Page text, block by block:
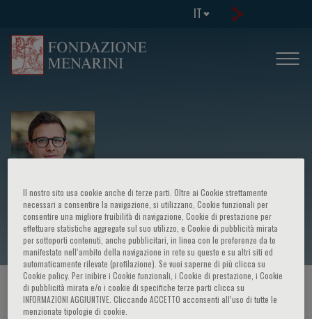
IT
Liam Hill
HOME PAGE / CORSI ED EVENTI / RELATORE
Il nostro sito usa cookie anche di terze parti. Oltre ai Cookie strettamente
necessari a consentire la navigazione, si utilizzano, Cookie funzionali per
consentire una migliore fruibilità di navigazione, Cookie di prestazione per
effettuare statistiche aggregate sul suo utilizzo, e Cookie di pubblicità mirata
per sottoporti contenuti, anche pubblicitari, in linea con le preferenze da te
manifestate nell‘ambito della navigazione in rete su questo e su altri siti ed
automaticamente rilevate (profilazione). Se vuoi saperne di più clicca su
Cookie policy. Per inibire i Cookie funzionali, i Cookie di prestazione, i Cookie
di pubblicità mirata e/o i cookie di specifiche terze parti clicca su
INFORMAZIONI AGGIUNTIVE. Cliccando ACCETTO acconsenti all’uso di tutte le
menzionate tipologie di cookie.